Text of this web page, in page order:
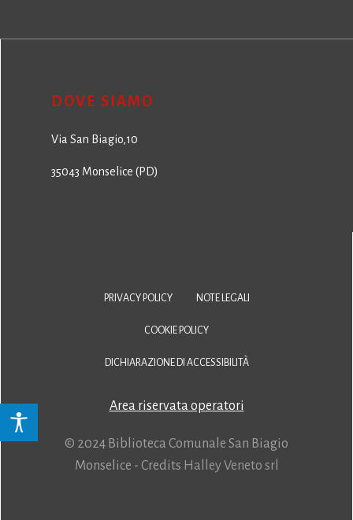
DOVE SIAMO
Via San Biagio,10
35043 Monselice (PD)
PRIVACY POLICY NOTE LEGALI
COOKIE POLICY
DICHIARAZIONE DI ACCESSIBILITÀ
Area riservata operatori
© 2024 Biblioteca Comunale San Biagio
Monselice - Credits Halley Veneto srl